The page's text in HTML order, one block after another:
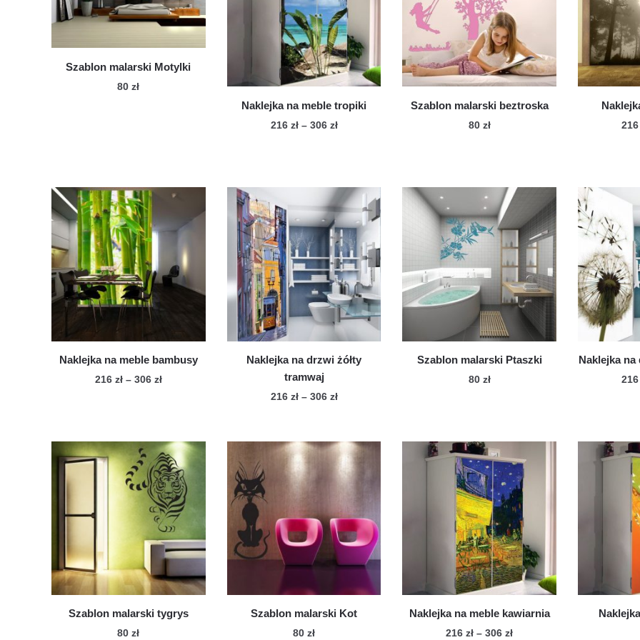
Szablon malarski Motylki
80zł
Naklejka na meble tropiki
216 zł – 306 złZakres
do
306 zł
ma
wiele
wariantów.
Opcje
można
wybrać
na
stronie
produktu
Szablon malarski beztroska
80 zł
Naklejka na meble bambusy
216 zł – 306 złZakres
do
306 zł
ma
wiele
wariantów.
Opcje
można
wybrać
stronie
produktu
Naklejka na drzwi żółty
tramwaj
216 zł – 306 złZakres
216 zł
do
306 zł
produkt
wiele
wariantów.
można
wybrać
na
Szablon malarski Ptaszki
80 zł
Naklejka
Szablon malarski tygrys
80zł
Szablon malarski Kot
80zł
Naklejka na meble kawiarnia
216zł – 306złZakres